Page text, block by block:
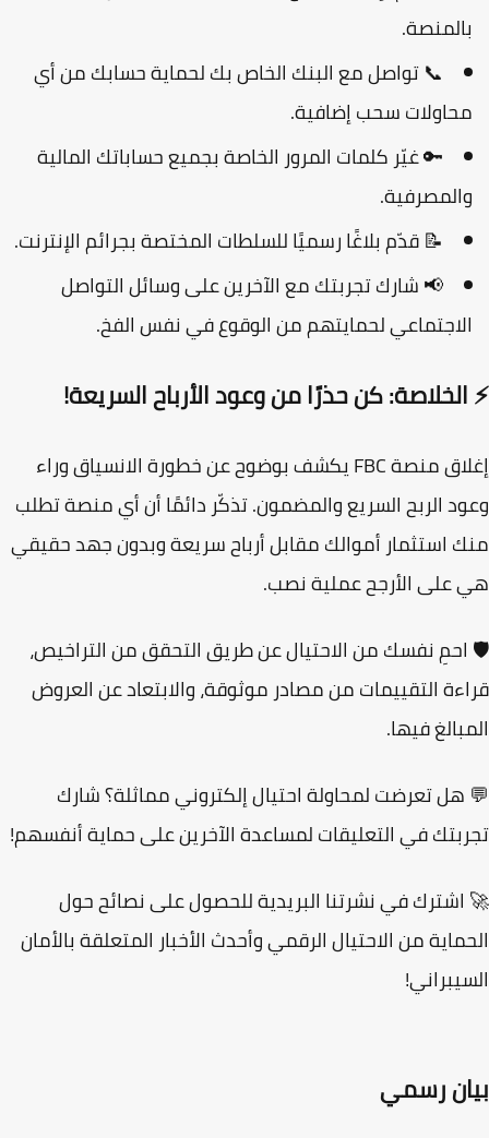
📞تواصل مع البنك الخاص بكلحماية حسابك من أي
سحب إضافية.
🔑غيّر كلمات المرورالخاصة بجميع حساباتك المالية
📝قدّم بلاغًا رسميًاللسلطات المختصة بجرائم الإنترنت.
📢شارك تجربتكمع الآخرين على وسائل التواصل
لحمايتهم من الوقوع في نفس الفخ.
كن حذرًا من وعود الأرباح السريعة!
إغلاق منصة FBC يكشف بوضوح عن خطورة الانسياق وراء
الربح السريع والمضمون. تذكّر دائمًا أن أي منصة تطلب
استثمار أموالك مقابل أرباح سريعة وبدون جهد حقيقي
الأرجح عملية نصب.
نفسك من الاحتيال عن طريق التحقق من التراخيص،
التقييمات من مصادر موثوقة، والابتعاد عن العروض
فيها.
تعرضت لمحاولة احتيال إلكتروني مماثلة؟ شارك
في التعليقات لمساعدة الآخرين على حماية أنفسهم!
اشترك في نشرتنا البريديةللحصول على نصائح حول
من الاحتيال الرقمي وأحدث الأخبار المتعلقة بالأمان
رسمي